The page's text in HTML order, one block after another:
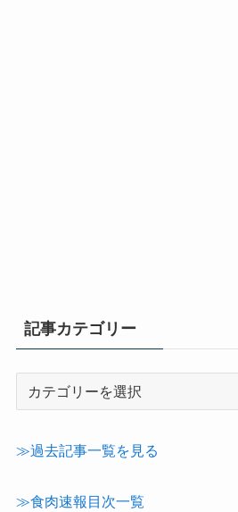
記事カテゴリー
テ
≫過去記事一覧を見る
≫食肉速報目次一覧